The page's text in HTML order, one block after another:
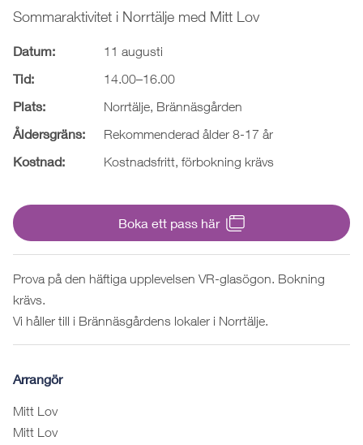
Sommaraktivitet i Norrtälje med Mitt Lov
Datum: 11 augusti
Tid: 14.00–16.00
Plats: Norrtälje, Brännäsgården
Åldersgräns: Rekommenderad ålder 8-17 år
Kostnad: Kostnadsfritt, förbokning krävs
Boka ett pass här
Prova på den häftiga upplevelsen VR-glasögon. Bokning
krävs.
Vi håller till i Brännäsgårdens lokaler i Norrtälje.
Arrangör
Mitt Lov
Mitt Lov